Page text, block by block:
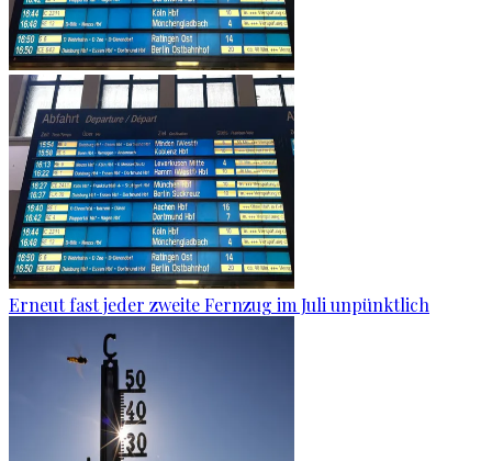
Erneut fast jeder zweite Fernzug im Juli unpünktlich